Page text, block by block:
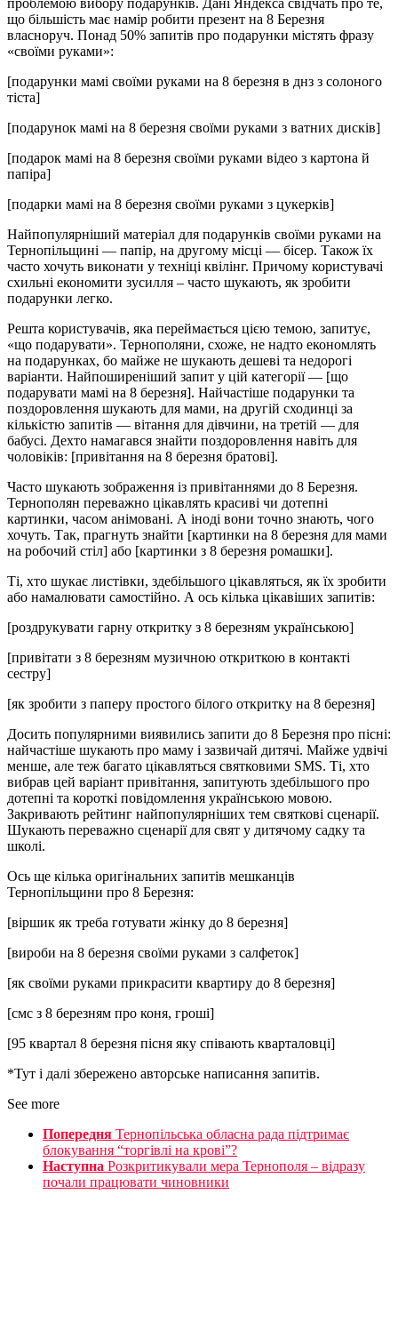
проблемою вибору подарунків. Дані Яндекса свідчать про те,
що більшість має намір робити презент на 8 Березня
власноруч. Понад 50% запитів про подарунки містять фразу
«своїми руками»:
[подарунки мамі своїми руками на 8 березня в днз з солоного
тіста]
[подарунок мамі на 8 березня своїми руками з ватних дисків]
[подарок мамі на 8 березня своїми руками відео з картона й
папіра]
[подарки мамі на 8 березня своїми руками з цукерків]
Найпопулярніший матеріал для подарунків своїми руками на
Тернопільщині — папір, на другому місці — бісер. Також їх
часто хочуть виконати у техніці квілінг. Причому користувачі
схильні економити зусилля – часто шукають, як зробити
подарунки легко.
Решта користувачів, яка переймається цією темою, запитує,
«що подарувати». Тернополяни, схоже, не надто економлять
на подарунках, бо майже не шукають дешеві та недорогі
варіанти. Найпоширеніший запит у цій категорії — [що
подарувати мамі на 8 березня]. Найчастіше подарунки та
поздоровлення шукають для мами, на другій сходинці за
кількістю запитів — вітання для дівчини, на третій — для
бабусі. Дехто намагався знайти поздоровлення навіть для
чоловіків: [привітання на 8 березня братові].
Часто шукають зображення із привітаннями до 8 Березня.
Тернополян переважно цікавлять красиві чи дотепні
картинки, часом анімовані. А іноді вони точно знають, чого
хочуть. Так, прагнуть знайти [картинки на 8 березня для мами
на робочий стіл] або [картинки з 8 березня ромашки].
Ті, хто шукає листівки, здебільшого цікавляться, як їх зробити
або намалювати самостійно. А ось кілька цікавіших запитів:
[роздрукувати гарну откритку з 8 березням українською]
[привітати з 8 березням музичною откриткою в контакті
сестру]
[як зробити з паперу простого білого откритку на 8 березня]
Досить популярними виявились запити до 8 Березня про пісні:
найчастіше шукають про маму і зазвичай дитячі. Майже удвічі
менше, але теж багато цікавляться святковими SMS. Ті, хто
вибрав цей варіант привітання, запитують здебільшого про
дотепні та короткі повідомлення українською мовою.
Закривають рейтинг найпопулярніших тем святкові сценарії.
Шукають переважно сценарії для свят у дитячому садку та
школі.
Ось ще кілька оригінальних запитів мешканців
Тернопільщини про 8 Березня:
[віршик як треба готувати жінку до 8 березня]
[вироби на 8 березня своїми руками з салфеток]
[як своїми руками прикрасити квартиру до 8 березня]
[смс з 8 березням про коня, гроші]
[95 квартал 8 березня пісня яку співають кварталовці]
*Тут і далі збережено авторське написання запитів.
See more
Попередня Тернопільська обласна рада підтримає
блокування “торгівлі на крові”?
Наступна Розкритикували мера Тернополя – відразу
почали працювати чиновники